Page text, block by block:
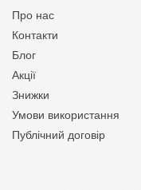
Про нас
Контакти
Блог
Акції
Знижки
Умови використання
Публічний договір